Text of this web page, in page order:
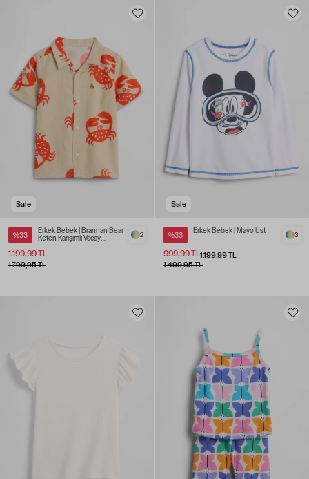
Sale
%33
Erkek Bebek | Brannan Bear
Keten Karışımlı Vacay
Gömlek
1.199,99 TL
2
1.799,95 TL
Sale
%33
Erkek Bebek | Mayo Üst
1.199,99 TL
999,99 TL
3
1.499,95 TL